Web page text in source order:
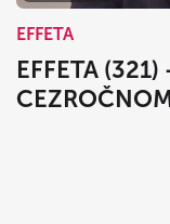
EFFETA
EFFETA